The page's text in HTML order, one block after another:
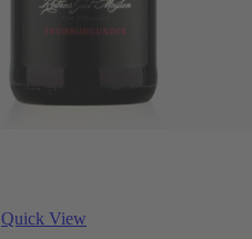
Quick View